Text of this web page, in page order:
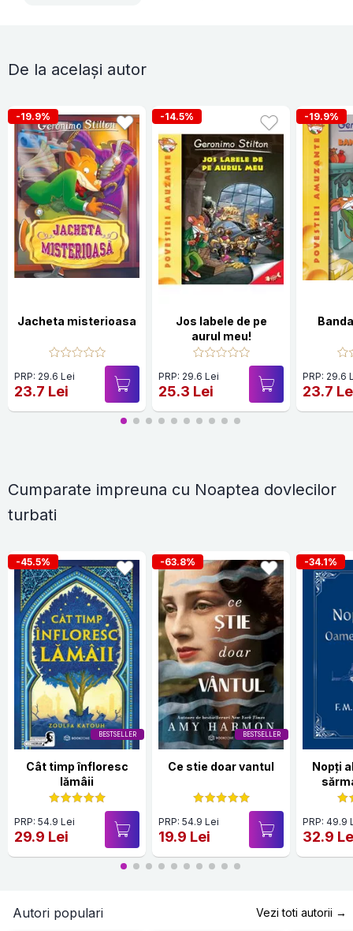
De la același autor
-19.9%
Jacheta misterioasa
PRP: 29.6 Lei
23.7 Lei
-14.5%
Jos labele de pe
aurul meu!
PRP: 29.6 Lei
25.3 Lei
-19.9%
PRP: 29.6
23.7
Cumparate impreuna cu Noaptea dovlecilor
turbati
BESTSELLER
-45.5%
Cât timp înfloresc
lămâii
PRP: 54.9 Lei
29.9 Lei
BESTSELLER
-63.8%
Ce stie doar vantul
PRP: 54.9 Lei
19.9 Lei
-34.1%
Nopți
PRP: 49.9
32.9
Autori populari Vezi toti autorii →